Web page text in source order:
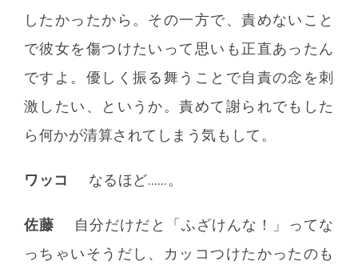
したかったから。その一方で、責めないこと
で彼女を傷つけたいって思いも正直あったん
ですよ。優しく振る舞うことで自責の念を刺
激したい、というか。責めて謝られでもした
ら何かが清算されてしまう気もして。
ワッコ なるほど……。
佐藤
自分だけだと「ふざけんな！」ってな
っちゃいそうだし、カッコつけたかったのも